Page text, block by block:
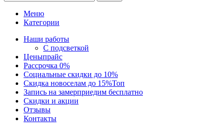
Меню
Категории
Наши работы
С подсветкой
Ценыпрайс
Рассрочка 0%
Социальные скидки до 10%
Скидка новоселам до 15%Топ
Запись на замерприедим бесплатно
Скидки и акции
Отзывы
Контакты